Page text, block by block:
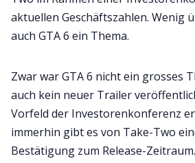
aktuellen Geschäftszahlen. Wenig
auch GTA 6 ein Thema.
Zwar war GTA 6 nicht ein grosses
auch kein neuer Trailer
Vorfeld der Investorenkonferenz
immerhin gibt es von Take-Two
Bestätigung zum Release-